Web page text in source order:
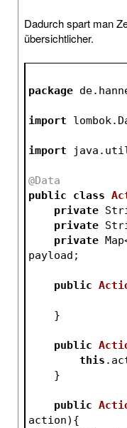
Dadurch spart man
übersichtlicher.
package
import
import
@Data
public
class
private
private
private
payload;
public
    }
public
this
    }
public
action) {